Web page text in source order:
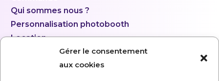
Gérer le consentement
aux cookies
Qui sommes nous ?
Personnalisation photobooth
Location